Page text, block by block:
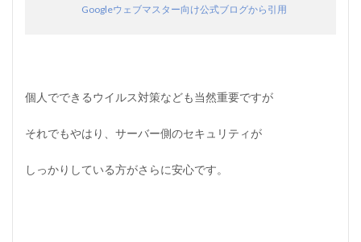
Googleウェブマスター向け公式ブログから引用
個人でできるウイルス対策なども当然重要ですが
それでもやはり、サーバー側のセキュリティが
しっかりしている方がさらに安心です。